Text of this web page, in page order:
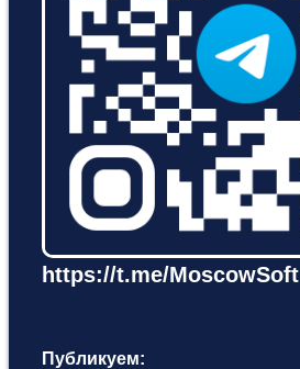
https://t.me/MoscowSoft
Публикуем: